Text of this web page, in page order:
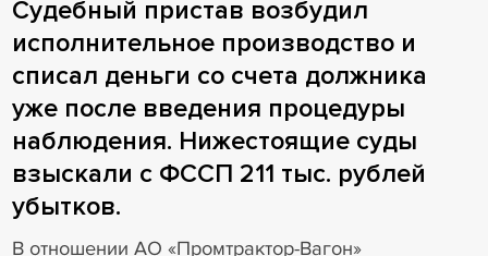
Судебный пристав возбудил
исполнительное производство и
списал деньги со счета должника
уже после введения процедуры
наблюдения. Нижестоящие суды
взыскали с ФССП 211 тыс. рублей
убытков.
В отношении АО «Промтрактор-Вагон»